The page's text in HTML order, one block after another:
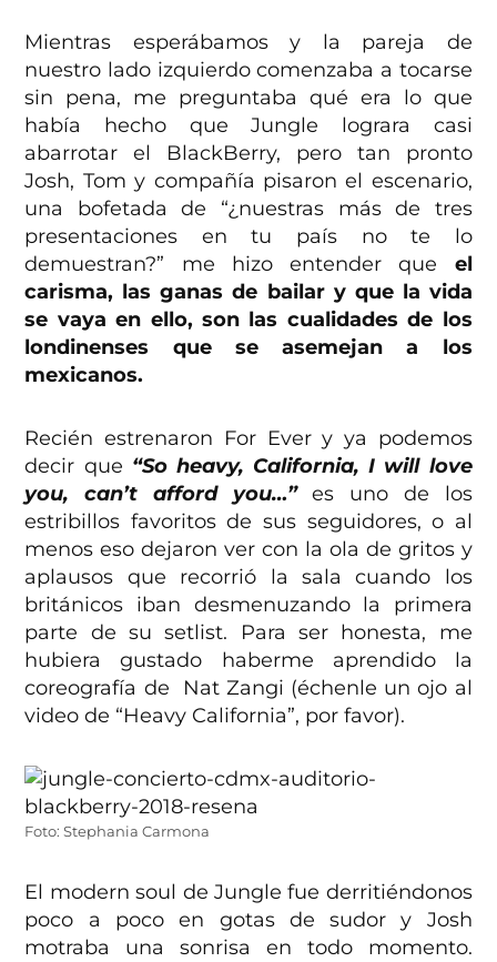
Mientras esperábamos y la pareja de
nuestro lado izquierdo comenzaba a tocarse
sin pena, me preguntaba qué era lo que
había hecho que Jungle lograra casi
abarrotar el BlackBerry, pero tan pronto
Josh, Tom y compañía pisaron el escenario,
una bofetada de “¿nuestras más de tres
presentaciones en tu país no te lo
demuestran?” me hizo entender que el
carisma, las ganas de bailar y que la vida
se vaya en ello, son las cualidades de los
londinenses que se asemejan a los
mexicanos.
Recién estrenaron For Ever y ya podemos
decir que “So heavy, California, I will love
you, can’t afford you…”es uno de los
estribillos favoritos de sus seguidores, o al
menos eso dejaron ver con la ola de gritos y
aplausos que recorrió la sala cuando los
británicos iban desmenuzando la primera
parte de su setlist. Para ser honesta, me
hubiera gustado haberme aprendido la
coreografía de Nat Zangi (échenle un ojo al
video de “Heavy California”, por favor).
Foto: Stephania Carmona
El modern soul de Jungle fue derritiéndonos
poco a poco en gotas de sudor y Josh
motraba una sonrisa en todo momento.